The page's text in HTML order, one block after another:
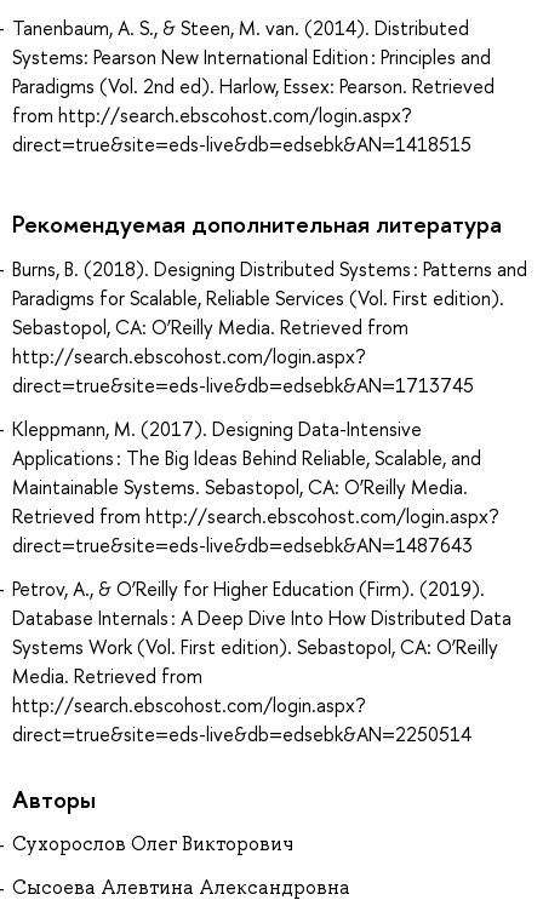
Tanenbaum, A. S., & Steen, M. van. (2014). Distributed
Systems: Pearson New International Edition : Principles and
Paradigms (Vol. 2nd ed). Harlow, Essex: Pearson. Retrieved
from http://search.ebscohost.com/login.aspx?
direct=true&site=eds-live&db=edsebk&AN=1418515
Рекомендуемая дополнительная литература
Burns, B. (2018). Designing Distributed Systems : Patterns and
Paradigms for Scalable, Reliable Services (Vol. First edition).
Sebastopol, CA: O’Reilly Media. Retrieved from
http://search.ebscohost.com/login.aspx?
direct=true&site=eds-live&db=edsebk&AN=1713745
Kleppmann, M. (2017). Designing Data-Intensive
Applications : The Big Ideas Behind Reliable, Scalable, and
Maintainable Systems. Sebastopol, CA: O’Reilly Media.
Retrieved from http://search.ebscohost.com/login.aspx?
direct=true&site=eds-live&db=edsebk&AN=1487643
Petrov, A., & O’Reilly for Higher Education (Firm). (2019).
Database Internals : A Deep Dive Into How Distributed Data
Systems Work (Vol. First edition). Sebastopol, CA: O’Reilly
Media. Retrieved from
http://search.ebscohost.com/login.aspx?
direct=true&site=eds-live&db=edsebk&AN=2250514
Авторы
Сухорослов Олег Викторович
Сысоева Алевтина Александровна